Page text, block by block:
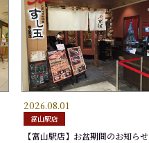
いなり
165円
ふくらぎ
275円
玉子
165円
2026.08.01
富山駅店
【富山駅店】お盆期間のお知らせ